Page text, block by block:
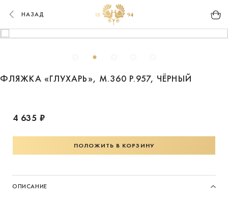
НАЗАД
ФЛЯЖКА «ГЛУХАРЬ», М.360 Р.957, ЧЁРНЫЙ
4 635 ₽
ПОЛОЖИТЬ В КОРЗИНУ
ОПИСАНИЕ